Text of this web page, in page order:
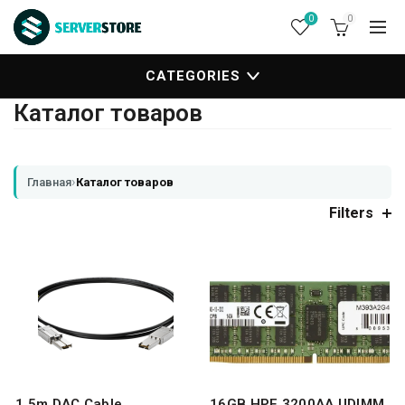
0 0
CATEGORIES
Каталог товаров
Главная›Каталог товаров
Filters